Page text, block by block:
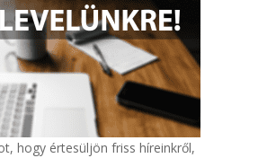
hogy értesüljön friss híreinkről,